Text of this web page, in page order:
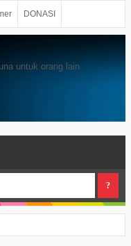
DONASI
untuk orang lain